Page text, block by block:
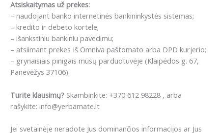
Atsiskaitymas už prekes:
– naudojant banko internetinės bankininkystės sistemas;
– kredito ir debeto kortele;
– išankstiniu bankiniu pavedimu;
– atsiimant prekes Iš Omniva paštomato arba DPD kurjerio;
– grynaisiais pinigais mūsų parduotuvėje (Klaipėdos g. 67,
Panevėžys 37106).
Turite klausimų? Skambinkite: +370 612 98228 , arba
rašykite: info@yerbamate.lt
Jei svetainėje neradote Jus dominančios informacijos ar Jus